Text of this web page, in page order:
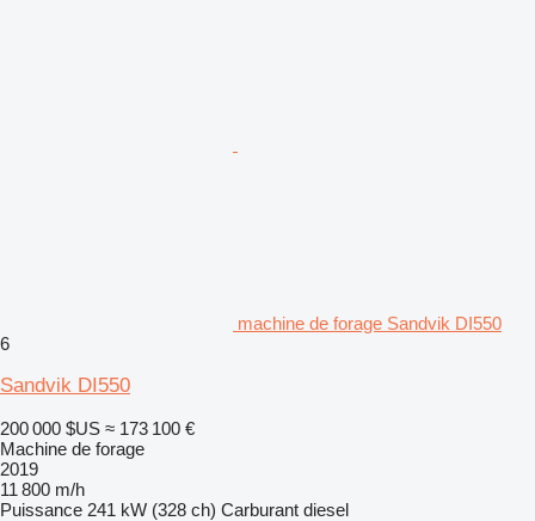
machine de forage Sandvik DI550
6
Sandvik DI550
200 000 $US ≈ 173 100 €
Machine de forage
2019
11 800 m/h
Puissance 241 kW (328 ch) Carburant diesel